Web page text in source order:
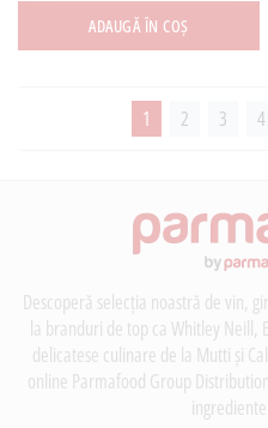
ADAUGĂ ÎN COȘ
1 2 3 4
Descoperă selecția noastră de vin,
la branduri de top ca Whitley Neill,
delicatese culinare de la Mutti și
online Parmafood Group